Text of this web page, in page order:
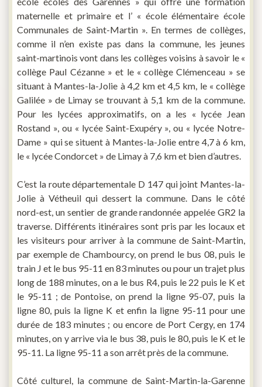
maternelle et primaire et l’ « école élémentaire école
Communales de Saint-Martin ». En termes de collèges,
comme il n’en existe pas dans la commune, les jeunes
saint-martinois vont dans les collèges voisins à savoir le «
collège Paul Cézanne » et le « collège Clémenceau » se
situant à Mantes-la-Jolie à 4,2 km et 4,5 km, le « collège
Galilée » de Limay se trouvant à 5,1 km de la commune.
Pour les lycées approximatifs, on a les « lycée Jean
Rostand », ou « lycée Saint-Exupéry », ou « lycée Notre-
Dame » qui se situent à Mantes-la-Jolie entre 4,7 à 6 km,
le « lycée Condorcet » de Limay à 7,6 km et bien d’autres.
C’est la route départementale D 147 qui joint Mantes-la-
Jolie à Vétheuil qui dessert la commune. Dans le côté
nord-est, un sentier de grande randonnée appelée GR2 la
traverse. Différents itinéraires sont pris par les locaux et
les visiteurs pour arriver à la commune de Saint-Martin,
par exemple de Chambourcy, on prend le bus 08, puis le
train J et le bus 95-11 en 83 minutes ou pour un trajet plus
long de 188 minutes, on a le bus R4, puis le 22 puis le K et
le 95-11 ; de Pontoise, on prend la ligne 95-07, puis la
ligne 80, puis la ligne K et enfin la ligne 95-11 pour une
durée de 183 minutes ; ou encore de Port Cergy, en 174
minutes, on y arrive via le bus 38, puis le 80, puis le K et le
95-11. La ligne 95-11 a son arrêt près de la commune.
Côté culturel, la commune de Saint-Martin-la-Garenne